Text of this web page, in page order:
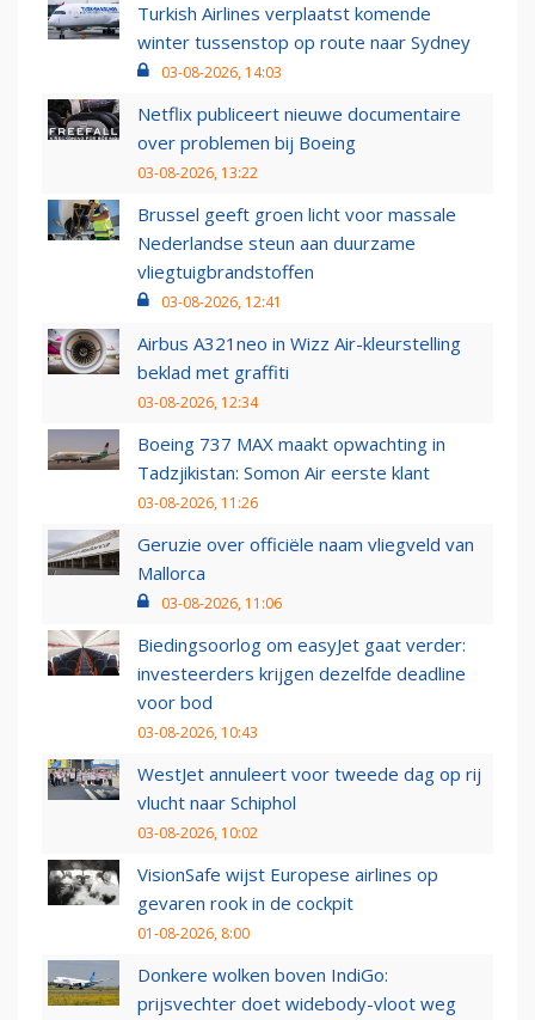
Turkish Airlines verplaatst komende
winter tussenstop op route naar Sydney
03-08-2026, 14:03
Netflix publiceert nieuwe documentaire
over problemen bij Boeing
03-08-2026, 13:22
Brussel geeft groen licht voor massale
Nederlandse steun aan duurzame
vliegtuigbrandstoffen
03-08-2026, 12:41
Airbus A321neo in Wizz Air-kleurstelling
beklad met graffiti
03-08-2026, 12:34
Boeing 737 MAX maakt opwachting in
Tadzjikistan: Somon Air eerste klant
03-08-2026, 11:26
Geruzie over officiële naam vliegveld van
Mallorca
03-08-2026, 11:06
Biedingsoorlog om easyJet gaat verder:
investeerders krijgen dezelfde deadline
voor bod
03-08-2026, 10:43
WestJet annuleert voor tweede dag op rij
vlucht naar Schiphol
03-08-2026, 10:02
VisionSafe wijst Europese airlines op
gevaren rook in de cockpit
01-08-2026, 8:00
Donkere wolken boven IndiGo:
prijsvechter doet widebody-vloot weg